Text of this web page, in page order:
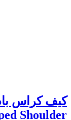
Shoulder